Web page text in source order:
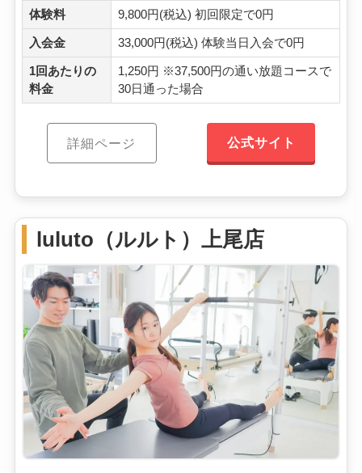
体験料 9,800円(税込) 初回限定で0円
入会金 33,000円(税込) 体験当日入会で0円
1回あたりの
料金
1,250円 ※37,500円の通い放題コースで
30日通った場合
詳細ページ 公式サイト
luluto（ルルト）上尾店